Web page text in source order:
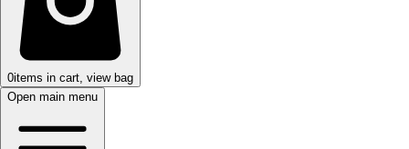
0items in cart, view bag
Open main menu